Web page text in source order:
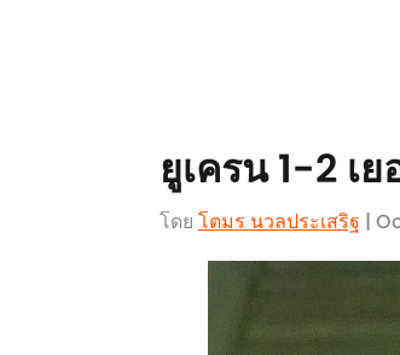
ยูเครน 1-2 เ
โดย โตมร นวลประเสริฐ |